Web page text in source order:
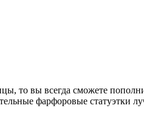
то вы всегда сможете
фарфоровые